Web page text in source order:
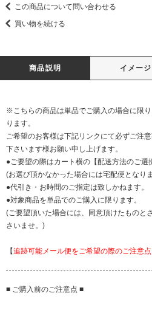
この商品について問い合わせる
買い物を続ける
商品説明 イメージ
※こちらの商品は単品でご購入の場合に限り
ります。
ご希望のお客様は下記リンクにて必ずご注
下さいます様お願い申し上げます。
●ご要望の際はカート横の【配送方法のご選
(お選び頂かなかった場合には宅配便となり
●代引き・お時間のご指定は致しかねます。
●対象商品を単品でのご購入に限ります。
(ご要望頂いた場合には、同意頂けたものと
さいませ。)
【追跡可能メール便をご希望の際のご注意点
■ ご購入前のご注意点 ■